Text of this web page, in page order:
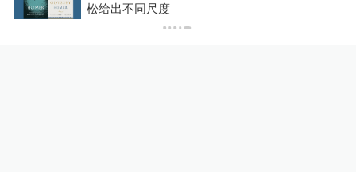
松给出不同尺度